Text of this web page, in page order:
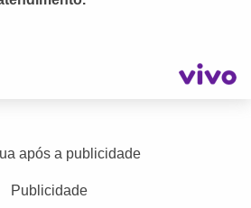
após a publicidade
Publicidade